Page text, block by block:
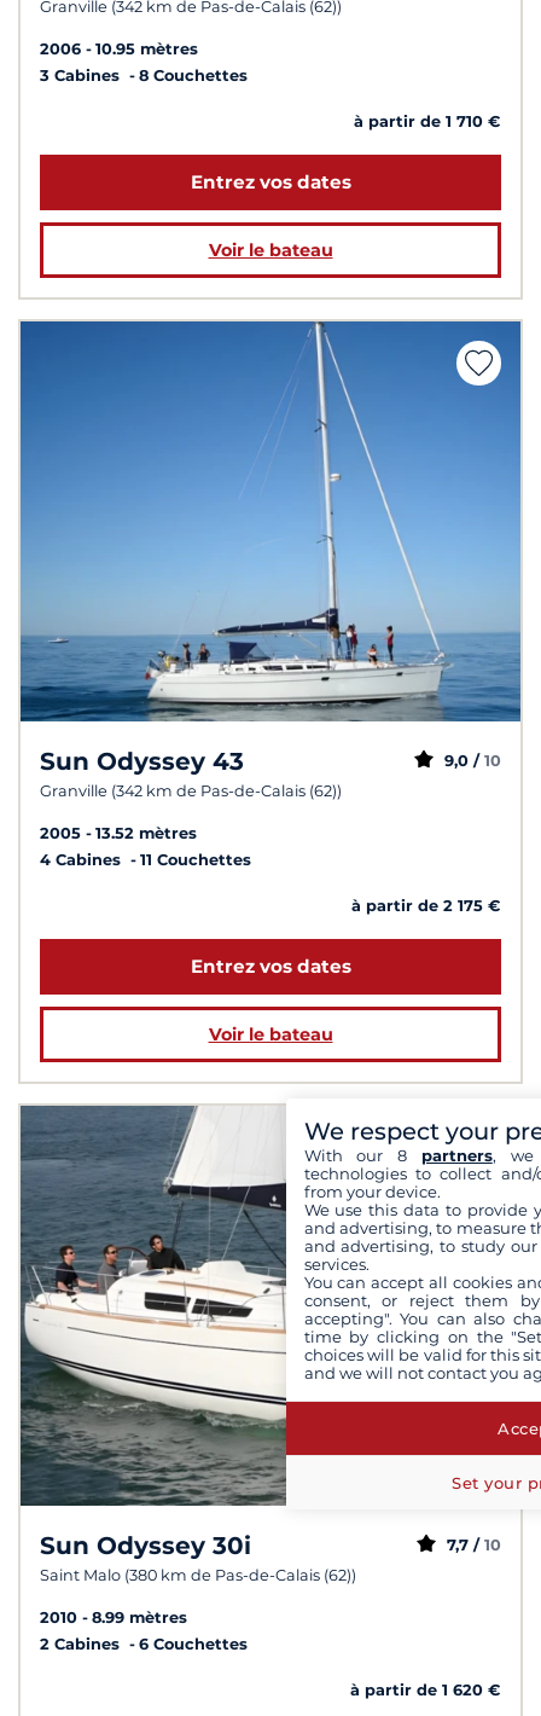
Granville (342 km de Pas-de-Calais (62))
2006
10.95 mètres
3 Cabines
8 Couchettes
à partir de 1 710 €
Entrez vos dates
Voir le bateau
Sun Odyssey 43
Granville (342 km de Pas-de-Calais (62))
9,0 / 10
2005
13.52 mètres
4 Cabines
11 Couchettes
à partir de 2 175 €
Entrez vos dates
Voir le bateau
Sun Odyssey 30i
Saint Malo (380 km de Pas-de-Calais (62))
7,7 / 10
2010
8.99 mètres
2 Cabines
6 Couchettes
à partir de 1 620 €
We respect your
With our 8 partners, we
technologies to collect
from your device.
We use this data to provide
and advertising, to measure
and advertising, to study
services.
You can accept all cookies
consent, or reject them
accepting". You can also
time by clicking on the
choices will be valid for this
and we will not contact you
Set your